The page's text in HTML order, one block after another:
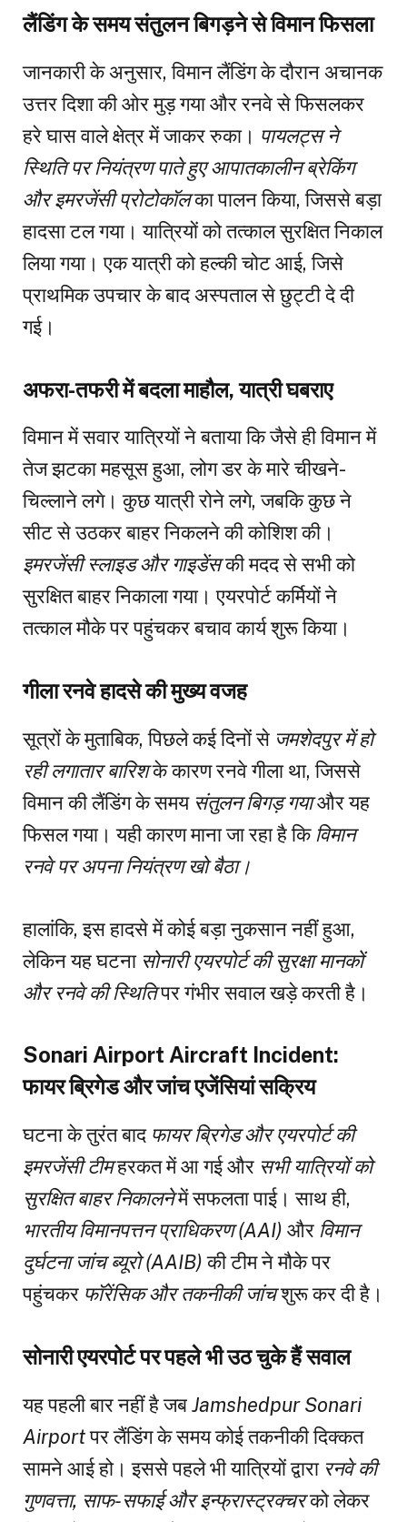
लैंडिंग के समय संतुलन बिगड़ने से विमान फिसला
जानकारी के अनुसार, विमान लैंडिंग के दौरान अचानक
उत्तर दिशा की ओर मुड़ गया और रनवे से फिसलकर
हरे घास वाले क्षेत्र में जाकर रुका। पायलट्स ने
स्थिति पर नियंत्रण पाते हुए आपातकालीन ब्रेकिंग
और इमरजेंसी प्रोटोकॉलका पालन किया, जिससे बड़ा
हादसा टल गया। यात्रियों को तत्काल सुरक्षित निकाल
लिया गया। एक यात्री को हल्की चोट आई, जिसे
प्राथमिक उपचार के बाद अस्पताल से छुट्टी दे दी
गई।
अफरा-तफरी में बदला माहौल, यात्री घबराए
विमान में सवार यात्रियों ने बताया कि जैसे ही विमान में
तेज झटका महसूस हुआ, लोग डर के मारे चीखने-
चिल्लाने लगे। कुछ यात्री रोने लगे, जबकि कुछ ने
सीट से उठकर बाहर निकलने की कोशिश की।
इमरजेंसी स्लाइड और गाइडेंसकी मदद से सभी को
सुरक्षित बाहर निकाला गया। एयरपोर्ट कर्मियों ने
तत्काल मौके पर पहुंचकर बचाव कार्य शुरू किया।
गीला रनवे हादसे की मुख्य वजह
सूत्रों के मुताबिक, पिछले कई दिनों से जमशेदपुर में हो
रही लगातार बारिशके कारण रनवे गीला था, जिससे
विमान की लैंडिंग के समय संतुलन बिगड़ गयाऔर यह
फिसल गया। यही कारण माना जा रहा है कि विमान
रनवे पर अपना नियंत्रण खो बैठा।
हालांकि, इस हादसे में कोई बड़ा नुकसान नहीं हुआ,
लेकिन यह घटना सोनारी एयरपोर्ट की सुरक्षा मानकों
और रनवे की स्थितिपर गंभीर सवाल खड़े करती है।
Sonari Airport Aircraft Incident:
फायर ब्रिगेड और जांच एजेंसियां सक्रिय
घटना के तुरंत बाद फायर ब्रिगेड और एयरपोर्ट की
इमरजेंसी टीमहरकत में आ गई और सभी यात्रियों को
सुरक्षित बाहर निकालनेमें सफलता पाई। साथ ही,
भारतीय विमानपत्तन प्राधिकरण (AAI) और विमान
दुर्घटना जांच ब्यूरो (AAIB)की टीम ने मौके पर
पहुंचकर फॉरेंसिक और तकनीकी जांचशुरू कर दी है।
सोनारी एयरपोर्ट पर पहले भी उठ चुके हैं सवाल
यह पहली बार नहीं है जबJamshedpur Sonari
Airportपर लैंडिंग के समय कोई तकनीकी दिक्कत
सामने आई हो। इससे पहले भी यात्रियों द्वारा रनवे की
गुणवत्ता, साफ-सफाई और इन्फ्रास्ट्रक्चरको लेकर